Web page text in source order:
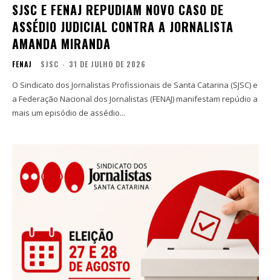
SJSC E FENAJ REPUDIAM NOVO CASO DE
ASSÉDIO JUDICIAL CONTRA A JORNALISTA
AMANDA MIRANDA
FENAJ SJSC - 31 DE JULHO DE 2026
O Sindicato dos Jornalistas Profissionais de Santa Catarina (SJSC) e
a Federação Nacional dos Jornalistas (FENAJ) manifestam repúdio a
mais um episódio de assédio...